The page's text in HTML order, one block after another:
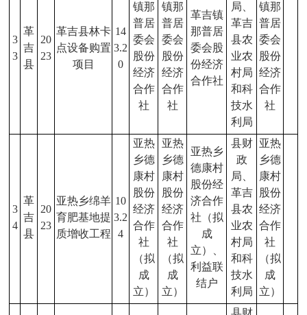
3
3
革
吉
县
20
23
革吉县林卡
点设备购置
项目
14
3.2
0
镇那
普居
委会
股份
经济
合作
社
镇那
普居
委会
股份
经济
合作
社
革吉镇
那普居
委会股
份经济
合作社
局、
革吉
县农
业农
村局
和科
技水
利局
镇那
普居
委会
股份
经济
合作
社
3
4
革
吉
县
20
23
亚热乡绵羊
育肥基地提
质增收工程
10
3.2
4
亚热
乡德
康村
股份
经济
合作
社
（拟
成
立）
亚热
乡德
康村
股份
经济
合作
社
（拟
成
立）
亚热乡
德康村
股份经
济合作
社（拟
成
立）、
利益联
结户
县财
政
局、
革吉
县农
业农
村局
和科
技水
利局
亚热
乡德
康村
股份
经济
合作
社
（拟
成
立）
县财